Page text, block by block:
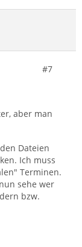
#7
aber man
Dateien
Ich muss
Terminen.
sehe wer
bzw.